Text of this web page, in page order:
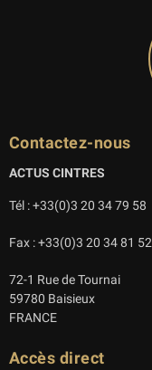
Contactez-nous
ACTUS CINTRES
Tél : +33(0)3 20 34 79 58
Fax : +33(0)3 20 34 81 52
72-1 Rue de Tournai
59780 Baisieux
FRANCE
Accès direct